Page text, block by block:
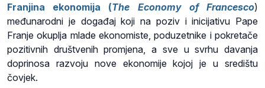
Franjina ekonomija (The Economy of Francesco)
međunarodni je događaj koji na poziv i inicijativu Pape
Franje okuplja mlade ekonomiste, poduzetnike i pokretače
pozitivnih društvenih promjena, a sve u svrhu davanja
doprinosa razvoju nove ekonomije kojoj je u središtu
čovjek.